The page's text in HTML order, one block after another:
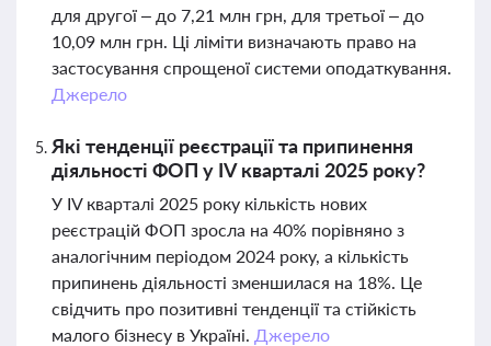
для другої – до 7,21 млн грн, для третьої – до
10,09 млн грн. Ці ліміти визначають право на
застосування спрощеної системи оподаткування.
Джерело
Які тенденції реєстрації та припинення
діяльності ФОП у IV кварталі 2025 року?
У IV кварталі 2025 року кількість нових
реєстрацій ФОП зросла на 40% порівняно з
аналогічним періодом 2024 року, а кількість
припинень діяльності зменшилася на 18%. Це
свідчить про позитивні тенденції та стійкість
малого бізнесу в Україні. Джерело